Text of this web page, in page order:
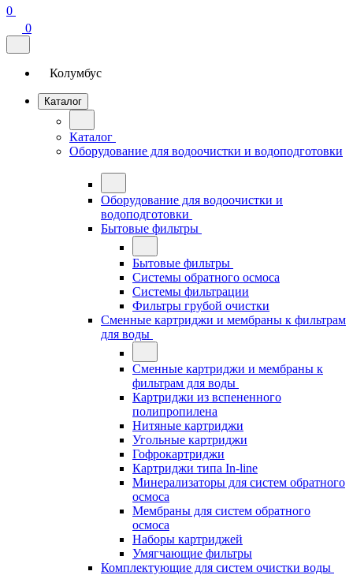
0
0
Колумбус
Каталог
Каталог
Оборудование для водоочистки и водоподготовки
Оборудование для водоочистки и
водоподготовки
Бытовые фильтры
Бытовые фильтры
Системы обратного осмоса
Системы фильтрации
Фильтры грубой очистки
Сменные картриджи и мембраны к фильтрам
для воды
Сменные картриджи и мембраны к
фильтрам для воды
Картриджи из вспененного
полипропилена
Нитяные картриджи
Угольные картриджи
Гофрокартриджи
Картриджи типа In-line
Минерализаторы для систем обратного
осмоса
Мембраны для систем обратного
осмоса
Наборы картриджей
Умягчающие фильтры
Комплектующие для систем очистки воды